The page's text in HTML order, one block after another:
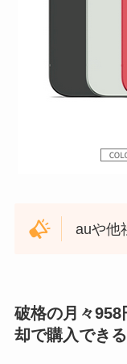
auや他
破格の月々
却で購入できる